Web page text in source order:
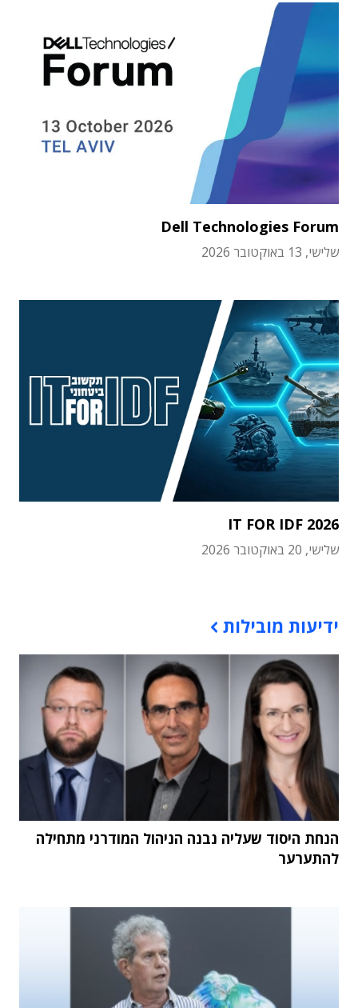
Dell Technologies Forum
שלישי, 13 באוקטובר 2026
IT FOR IDF 2026
שלישי, 20 באוקטובר 2026
ידיעות מובילות
הנחת היסוד שעליה נבנה הניהול המודרני מתחילה
להתערער